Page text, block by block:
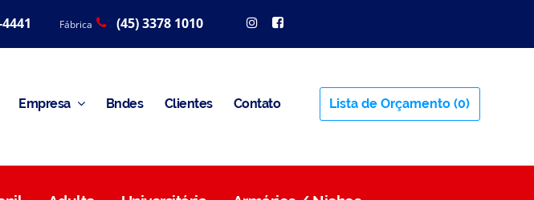
Fábrica (45) 3378 1010
Empresa Bndes Clientes Contato Lista de Orçamento (0)